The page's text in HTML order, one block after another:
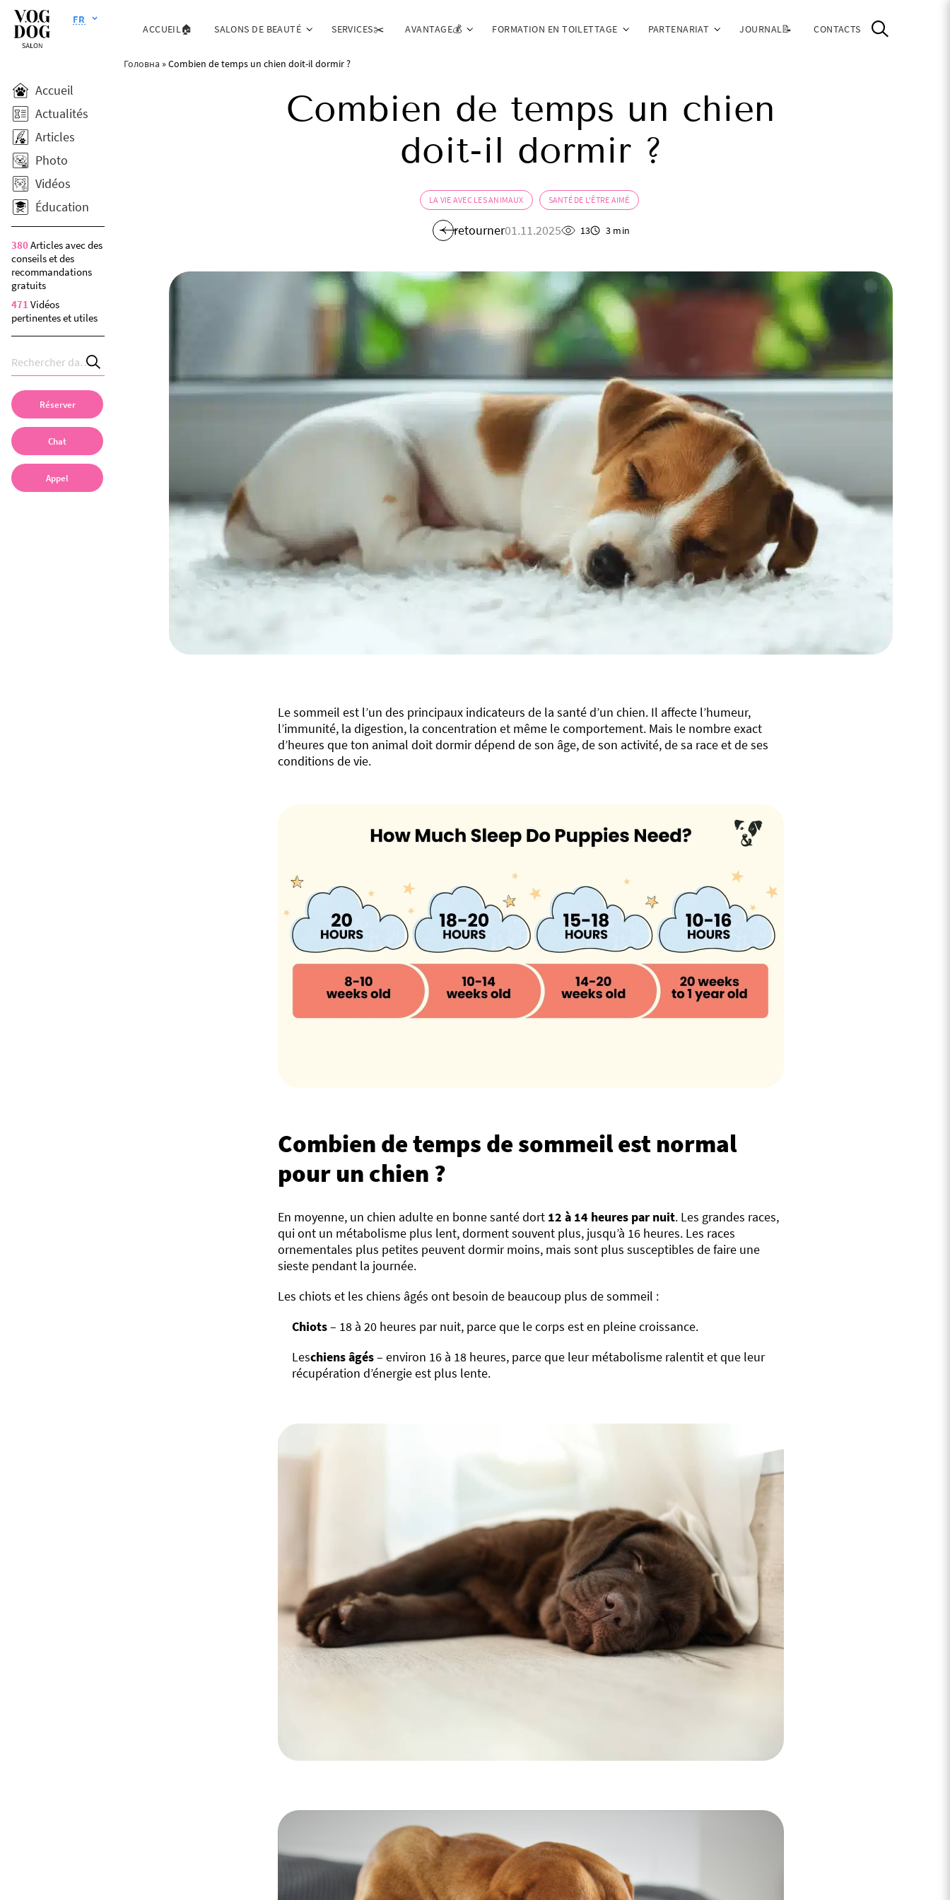
FR
ACCUEIL🏠
SALONS DE BEAUTÉ SERVICES✂️ AVANTAGE💰 FORMATION EN TOILETTAGE PARTENARIAT JOURNAL📝 CONTACTS
Головна »Combien de temps un chien doit-il dormir ?
Accueil
Actualités
Articles
Photo
Vidéos
Éducation
380Articles avec des
conseils et des
recommandations
gratuits
471 Vidéos
pertinentes et utiles
Réserver
Chat
Appel
Combien de temps un chien
doit-il dormir ?
LA VIE AVEC LES ANIMAUX SANTÉ DE L'ÊTRE AIMÉ
retourner01.11.2025 13 3 min
Le sommeil est l’un des principaux indicateurs de la santé d’un chien. Il affecte l’humeur,
l’immunité, la digestion, la concentration et même le comportement. Mais le nombre exact
d’heures que ton animal doit dormir dépend de son âge, de son activité, de sa race et de ses
conditions de vie.
Combien de temps de sommeil est normal
pour un chien ?
En moyenne, un chien adulte en bonne santé dort 12 à 14 heures par nuit. Les grandes races,
qui ont un métabolisme plus lent, dorment souvent plus, jusqu’à 16 heures. Les races
ornementales plus petites peuvent dormir moins, mais sont plus susceptibles de faire une
sieste pendant la journée.
Les chiots et les chiens âgés ont besoin de beaucoup plus de sommeil :
Chiots– 18 à 20 heures par nuit, parce que le corps est en pleine croissance.
Leschiens âgés– environ 16 à 18 heures, parce que leur métabolisme ralentit et que leur
récupération d’énergie est plus lente.